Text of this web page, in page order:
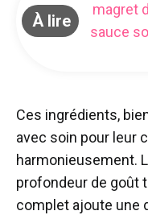
À lire
magret
sauce
Ces ingrédients,
avec soin pour leur
harmonieusement.
profondeur de goût
complet ajoute une